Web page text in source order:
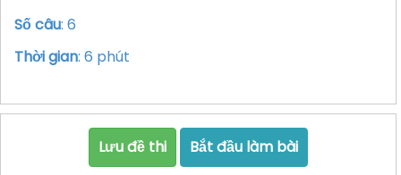
Số câu: 6
Thời gian: 6 phút
Lưu đề thi Bắt đầu làm bài